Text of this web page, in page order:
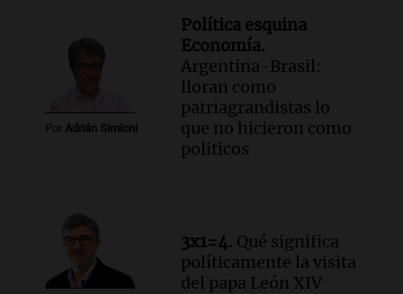
Por Adrián Simioni
Política esquina
Economía.
Argentina-Brasil:
lloran como
patriagrandistas lo
que no hicieron como
politicos
3x1=4. Qué significa
políticamente la visita
del papa León XIV